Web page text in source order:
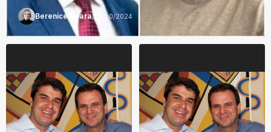
Berenice Seara|16/10/2024